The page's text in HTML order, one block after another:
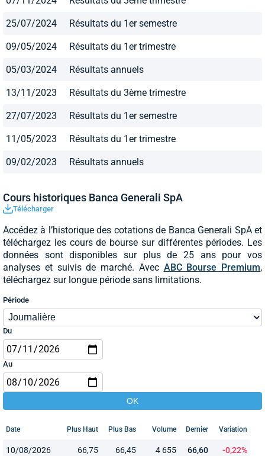
25/07/2024 Résultats du 1er semestre
09/05/2024 Résultats du 1er trimestre
05/03/2024 Résultats annuels
13/11/2023 Résultats du 3ème trimestre
27/07/2023 Résultats du 1er semestre
11/05/2023 Résultats du 1er trimestre
09/02/2023 Résultats annuels
Cours historiques Banca Generali SpA
Télécharger
Accédez à l’historique des cotations de Banca Generali SpA et
téléchargez les cours de bourse sur différentes périodes. Les
données sont disponibles sur plus de 25 ans pour vos
analyses et suivis de marché. Avec ABC Bourse Premium,
téléchargez sur longue période sans limitations.
Période
Du
Au
Date Plus Haut Plus Bas Volume Dernier Variation
10/08/2026 66,75 66,45 4 655 66,60 -0,22%